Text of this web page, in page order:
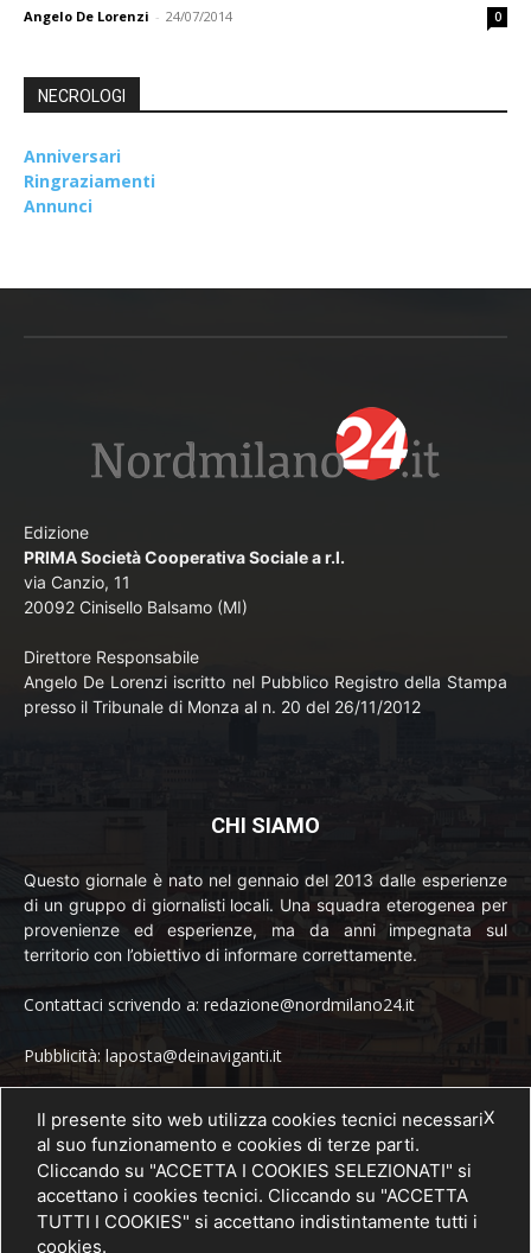
Angelo De Lorenzi - 24/07/2014 0
NECROLOGI
Anniversari
Ringraziamenti
Annunci
Edizione
PRIMA Società Cooperativa Sociale a r.l.
via Canzio, 11
20092 Cinisello Balsamo (MI)
Direttore Responsabile
Angelo De Lorenzi iscritto nel Pubblico Registro della Stampa
presso il Tribunale di Monza al n. 20 del 26/11/2012
CHI SIAMO
Questo giornale è nato nel gennaio del 2013 dalle esperienze
di un gruppo di giornalisti locali. Una squadra eterogenea per
provenienze ed esperienze, ma da anni impegnata sul
territorio con l’obiettivo di informare correttamente.
Contattaci scrivendo a: redazione@nordmilano24.it
Pubblicità: laposta@deinaviganti.it
Tel. 389 1492573
SEGUICI
X
Il presente sito web utilizza cookies tecnici necessari
al suo funzionamento e cookies di terze parti.
Cliccando su "ACCETTA I COOKIES SELEZIONATI" si
accettano i cookies tecnici. Cliccando su "ACCETTA
TUTTI I COOKIES" si accettano indistintamente tutti i
cookies.